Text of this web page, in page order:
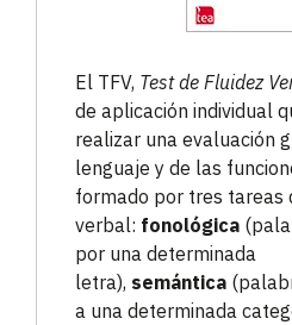
El TFV, Test de Fluidez
de aplicación individual
realizar una evaluación
lenguaje y de las
formado por tres tareas
verbal: fonológica
por una determinada
letra), semántica
a una determinada